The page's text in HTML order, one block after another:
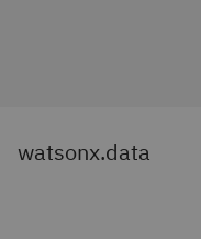
watsonx.data